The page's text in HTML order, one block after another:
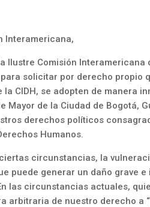
Interamericana,
Ilustre Comisión Interamericana
para solicitar por derecho propio
CIDH, se adopten de manera
de la Ciudad de Bogotá,
derechos políticos
Humanos.
circunstancias, la
puede generar un daño grave e
las circunstancias actuales,
arbitraria de nuestro derecho a